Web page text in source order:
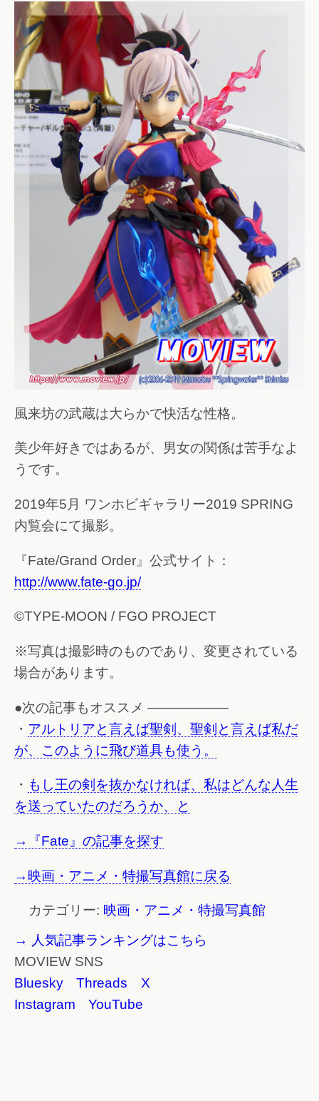
風来坊の武蔵は大らかで快活な性格。
美少年好きではあるが、男女の関係は苦手なよ
うです。
2019年5月 ワンホビギャラリー2019 SPRING
内覧会にて撮影。
『Fate/Grand Order』公式サイト：
http://www.fate-go.jp/
©TYPE-MOON / FGO PROJECT
※写真は撮影時のものであり、変更されている
場合があります。
●次の記事もオススメ ——————
・ アルトリアと言えば聖剣、聖剣と言えば私だ
が、このように飛び道具も使う。
・ もし王の剣を抜かなければ、私はどんな人生
を送っていたのだろうか、と
→『Fate』の記事を探す
→映画・アニメ・特撮写真館に戻る
カテゴリー: 映画・アニメ・特撮写真館
→ 人気記事ランキングはこちら
MOVIEW SNS
Bluesky
Threads
X
Instagram
YouTube